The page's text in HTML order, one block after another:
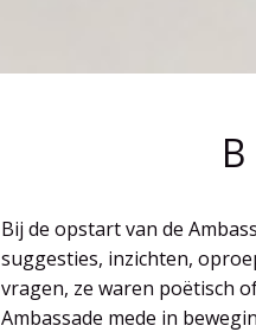
Bij de opstart van de
suggesties, inzichten,
vragen, ze waren poëtisch
Ambassade mede in